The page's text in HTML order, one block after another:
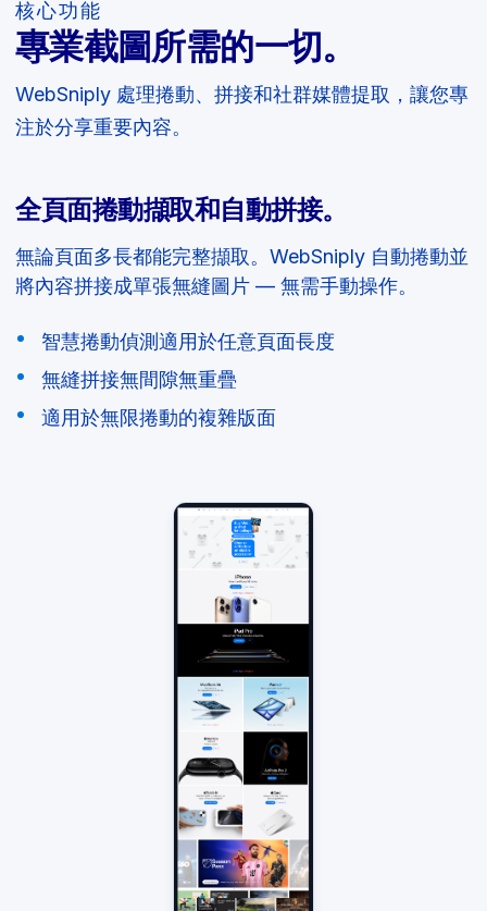
核心功能
專業截圖所需的一切。
WebSniply 處理捲動、拼接和社群媒體提取，讓您專
注於分享重要內容。
全頁面捲動擷取和自動拼接。
無論頁面多長都能完整擷取。WebSniply 自動捲動並
將內容拼接成單張無縫圖片 — 無需手動操作。
智慧捲動偵測適用於任意頁面長度
無縫拼接無間隙無重疊
適用於無限捲動的複雜版面